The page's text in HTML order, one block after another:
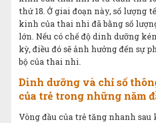
thứ 18. Ở giai đoạn này, số lượng
kinh của thai nhi đã bằng số
lớn. Nếu có chế độ dinh dưỡng
kỳ, điều đó sẽ ảnh hưởng đến sự
bộ của thai nhi.
Dinh dưỡng và chỉ số
của trẻ trong những năm
Vòng đầu của trẻ tăng nhanh sau